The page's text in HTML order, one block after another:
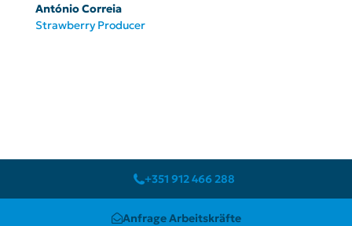
António Correia
Strawberry Producer
+351 912 466 288
Anfrage Arbeitskräfte